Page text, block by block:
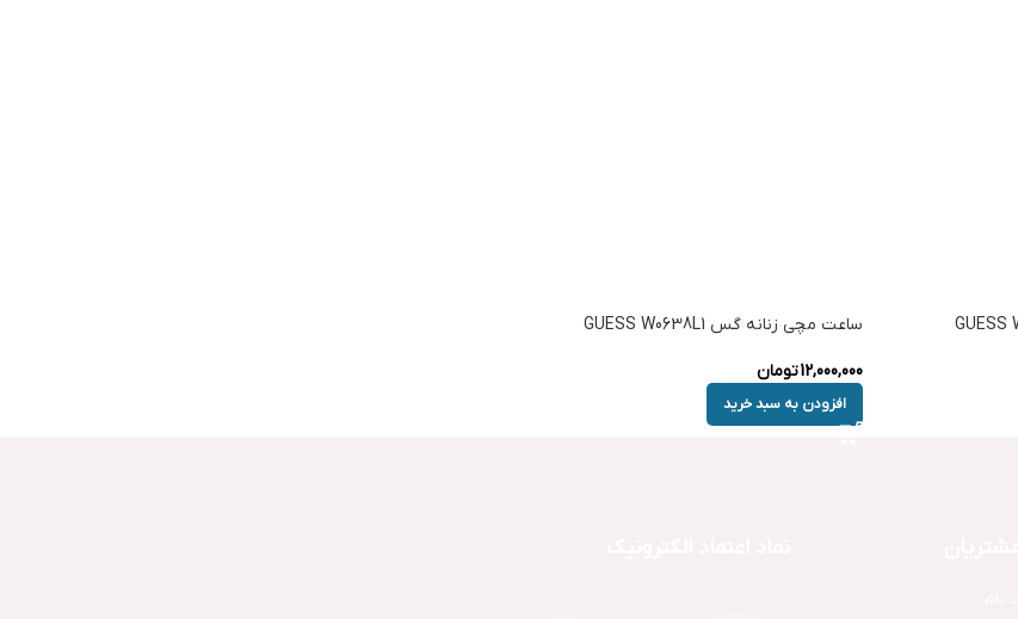
ساعت مچی زنانه گس GUESS W0638L1
12,000,000تومان
افزودن به سبد خرید